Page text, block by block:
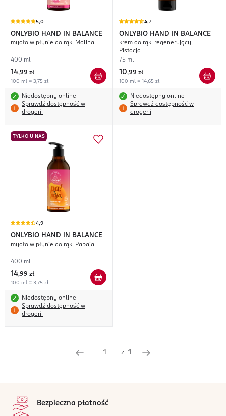
5,0
ONLYBIO HAND IN BALANCE
mydło w płynie do rąk, Malina
400 ml
14,99 zł
100 ml = 3,75 zł
Niedostępny online
Sprawdź dostępność w
drogerii
4,7
ONLYBIO HAND IN BALANCE
krem do rąk, regenerujący,
Pistacja
75 ml
10,99 zł
100 ml = 14,65 zł
Niedostępny online
Sprawdź dostępność w
drogerii
TYLKO U NAS
4,9
ONLYBIO HAND IN BALANCE
mydło w płynie do rąk, Papaja
400 ml
14,99 zł
100 ml = 3,75 zł
Niedostępny online
Sprawdź dostępność w
drogerii
z 1
Bezpieczna płatność